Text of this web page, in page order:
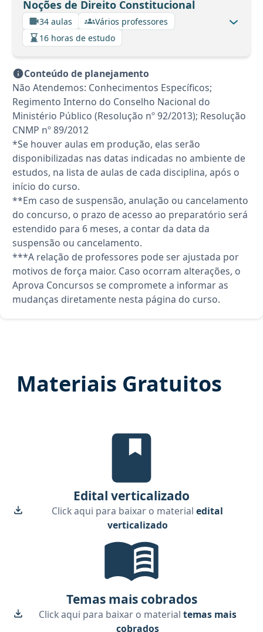
Noções de Direito Constitucional
34 aulas
Vários professores
16 horas de estudo
Conteúdo de planejamento
Não Atendemos: Conhecimentos Específicos;
Regimento Interno do Conselho Nacional do
Ministério Público (Resolução nº 92/2013); Resolução
CNMP nº 89/2012
*Se houver aulas em produção, elas serão
disponibilizadas nas datas indicadas no ambiente de
estudos, na lista de aulas de cada disciplina, após o
início do curso.
**Em caso de suspensão, anulação ou cancelamento
do concurso, o prazo de acesso ao preparatório será
estendido para 6 meses, a contar da data da
suspensão ou cancelamento.
***A relação de professores pode ser ajustada por
motivos de força maior. Caso ocorram alterações, o
Aprova Concursos se compromete a informar as
mudanças diretamente nesta página do curso.
Materiais Gratuitos
Edital verticalizado, material
Edital verticalizado
Click aqui para baixar o materialedital
verticalizado
Temas mais cobrados
Click aqui para baixar o material temas mais
cobrados